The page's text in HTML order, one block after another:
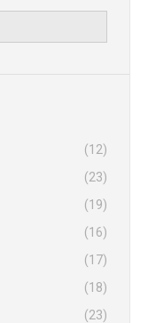
(12)
(23)
(19)
(16)
(17)
(18)
(23)